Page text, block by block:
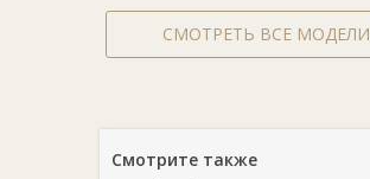
СМОТРЕТЬ ВСЕ МОДЕЛИ
Смотрите также